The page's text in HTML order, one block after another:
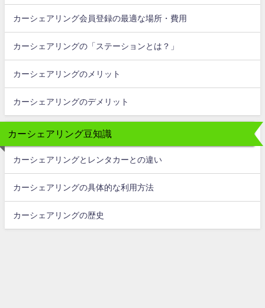
カーシェアリング会員登録の最適な場所・費用
カーシェアリングの「ステーションとは？」
カーシェアリングのメリット
カーシェアリングのデメリット
カーシェアリング豆知識
カーシェアリングとレンタカーとの違い
カーシェアリングの具体的な利用方法
カーシェアリングの歴史